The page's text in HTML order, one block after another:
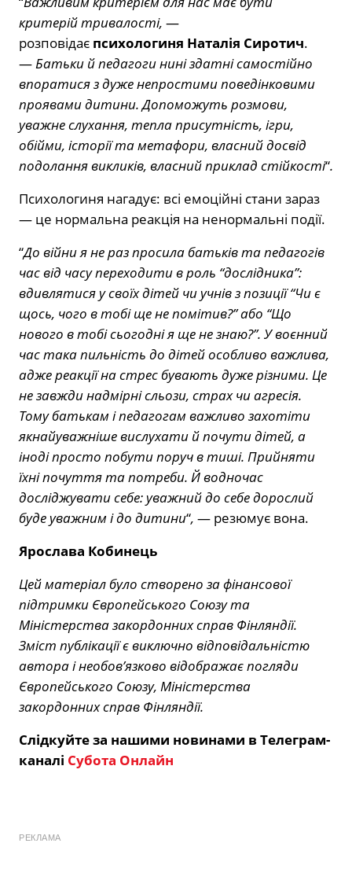
критерій тривалості, —
розповідає психологиня Наталія Сиротич.
—Батьки й педагоги нині здатні самостійно
впоратися з дуже непростими поведінковими
проявами дитини. Допоможуть розмови,
уважне слухання, тепла присутність, ігри,
обійми, історії та метафори, власний досвід
подолання викликів, власний приклад стійкості“.
Психологиня нагадує: всі емоційні стани зараз
— це нормальна реакція на ненормальні події.
“До війни я не раз просила батьків та педагогів
час від часу переходити в роль “дослідника”:
вдивлятися у своїх дітей чи учнів з позиції “Чи є
щось, чого в тобі ще не помітив?” або “Що
нового в тобі сьогодні я ще не знаю?”. У воєнний
час така пильність до дітей особливо важлива,
адже реакції на стрес бувають дуже різними. Це
не завжди надмірні сльози, страх чи агресія.
Тому батькам і педагогам важливо захотіти
якнайуважніше вислухати й почути дітей, а
іноді просто побути поруч в тиші. Прийняти
їхні почуття та потреби. Й водночас
досліджувати себе: уважний до себе дорослий
буде уважним і до дитини“, — резюмує вона.
Ярослава Кобинець
Цей матеріал було створено за фінансової
підтримки Європейського Союзу та
Міністерства закордонних справ Фінляндії.
Зміст публікації є виключно відповідальністю
автора і необов’язково відображає погляди
Європейського Союзу, Міністерства
закордонних справ Фінляндії.
Слідкуйте за нашими новинами в Телеграм-
каналі Субота Онлайн
РЕКЛАМА